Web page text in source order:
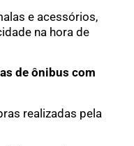
e acessórios,
na hora de
de ônibus com
realizadas pela